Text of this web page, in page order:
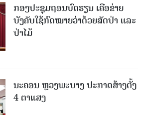
ກອງປະຊຸມຖອນບົດຮຽນ ເຄືອຂ່າຍ
ບັງຄັບໃຊ້ກົດໝາຍວ່າດ້ວຍສັດປ່າ ແລະ
ປ່າໄມ້
ນະຄອນ ຫຼວງພະບາງ ປະ​ກາດ​ສ້າງ​ຕັ້ງ
4 ຕາແສງ